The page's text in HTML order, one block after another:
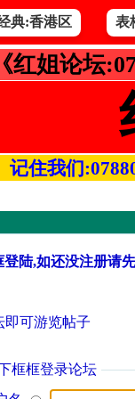
典:香港区 表
《红姐论坛
记住我们
陆,如还没注册请
即可游览帖子
框框登录论坛